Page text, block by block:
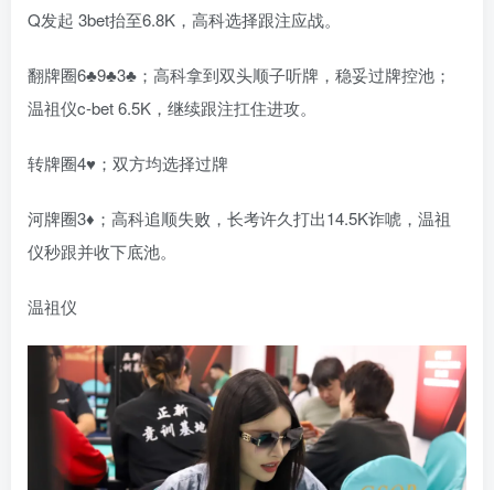
Q发起 3bet抬至6.8K，高科选择跟注应战。
翻牌圈6♣9♣3♣；高科拿到双头顺子听牌，稳妥过牌控池；
温祖仪c-bet 6.5K，继续跟注扛住进攻。
转牌圈4♥；双方均选择过牌
河牌圈3♦；高科追顺失败，长考许久打出14.5K诈唬，温祖
仪秒跟并收下底池。
温祖仪